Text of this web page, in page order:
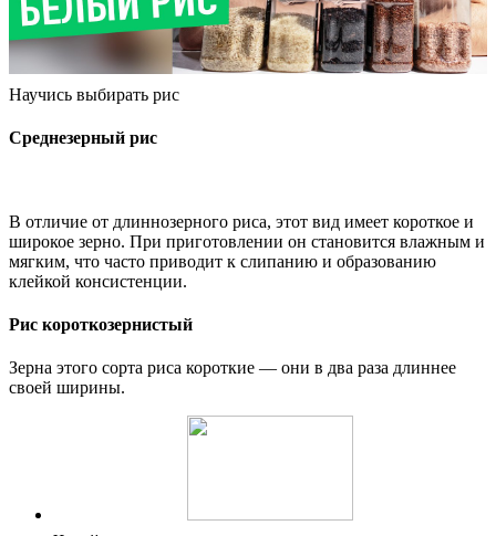
Научись выбирать рис
Среднезерный рис
В отличие от длиннозерного риса, этот вид имеет короткое и
широкое зерно. При приготовлении он становится влажным и
мягким, что часто приводит к слипанию и образованию
клейкой консистенции.
Рис короткозернистый
Зерна этого сорта риса короткие — они в два раза длиннее
своей ширины.